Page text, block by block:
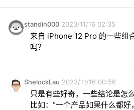
standin000 2023/11/16 02:35
来自 iPhone 12 Pro 的一些组
吗？
ShelockLau 2023/11/16 00:56
只是有些好奇，一些结论是怎
比如：“一个产品如果什么都好